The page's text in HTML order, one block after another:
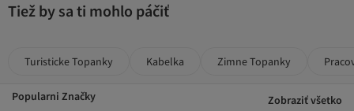
Tiež by sa ti mohlo páčiť
Turisticke Topanky Kabelka Zimne Topanky
Popularni Značky Zobraziť všetko